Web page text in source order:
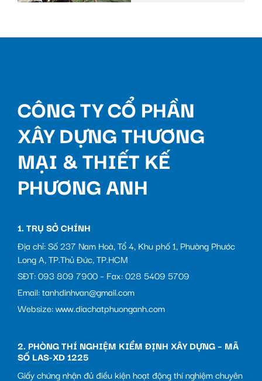
CÔNG TY CỔ PHẦN
XÂY DỰNG THƯƠNG
MẠI & THIẾT KẾ
PHƯƠNG ANH
1. TRỤ SỞ CHÍNH
Địa chỉ: Số 237 Nam Hoà, Tổ 4, Khu phố 1, Phường Phước
Long A, TP.Thủ Đức, TP.HCM
SĐT: 093 809 7900 – Fax: 028 5409 5709
Email: tanhdinhvan@gmail.com
Websize: www.diachatphuonganh.com
2. PHÒNG THÍ NGHIỆM KIỂM ĐỊNH XÂY DỰNG – MÃ
SỐ LAS-XD 1225
Giấy chứng nhận đủ điều kiện hoạt động thí nghiệm chuyên